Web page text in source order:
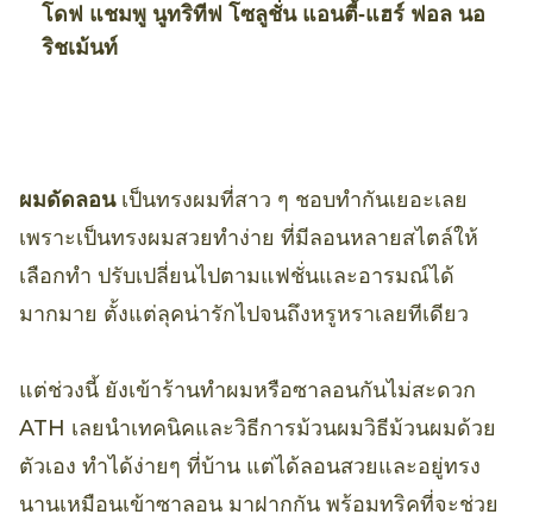
โดฟ แชมพู นูทริทีฟ โซลูชั่น แอนตี้-แฮร์ ฟอล นอ
ริชเม้นท์
ผมดัดลอนเป็นทรงผมที่สาว ๆ ชอบทำกันเยอะเลย
เพราะเป็นทรงผมสวยทำง่าย ที่มีลอนหลายสไตล์ให้
เลือกทำ ปรับเปลี่ยนไปตามแฟชั่นและอารมณ์ได้
มากมาย ตั้งแต่ลุคน่ารักไปจนถึงหรูหราเลยทีเดียว
แต่ช่วงนี้ ยังเข้าร้านทำผมหรือซาลอนกันไม่สะดวก
ATH เลยนำเทคนิคและวิธีการม้วนผมวิธีม้วนผมด้วย
ตัวเอง ทำได้ง่ายๆ ที่บ้าน แต่ได้ลอนสวยและอยู่ทรง
นานเหมือนเข้าซาลอน มาฝากกัน พร้อมทริคที่จะช่วย